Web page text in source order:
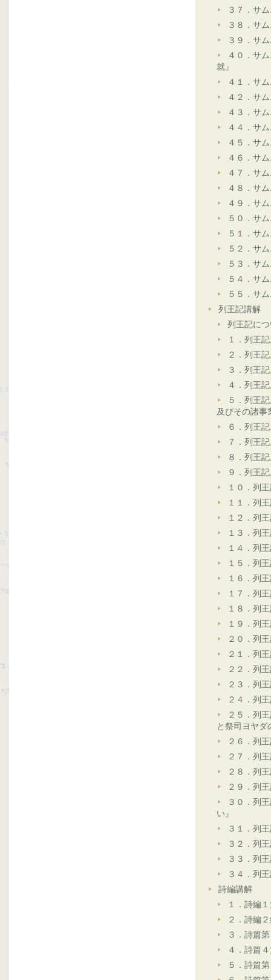
３７．サ
３８．サ
３９．サ
４０．サ
就』
４１．サ
４２．サ
４３．サ
４４．サ
４５．サ
４６．サ
４７．サ
４８．サ
４９．サ
５０．サ
５１．サ
５２．サ
５３．サ
５４．サ
５５．サ
列王記講解
列王記に
１．列王
２．列王
３．列王
４．列王
５．列王
及びその諸事
６．列王
７．列王
８．列王
９．列王
１０．列
１１．列
１２．列
１３．列
１４．列
１５．列
１６．列
１７．列
１８．列
１９．列
２０．列
２１．列
２２．列
２３．列
２４．列
２５．列
と祭司ヨヤダ
２６．列
２７．列
２８．列
２９．列
３０．列
い』
３１．列
３２．列
３３．列
３４．列
詩編講解
１．詩編
２．詩編
３．詩篇
４．詩篇
５．詩篇